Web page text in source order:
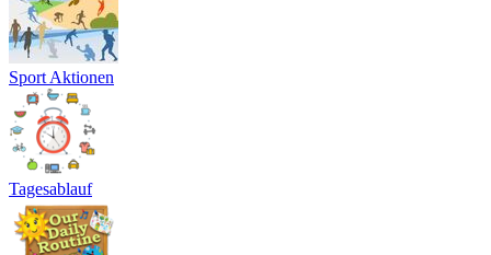
Sport Aktionen
Tagesablauf